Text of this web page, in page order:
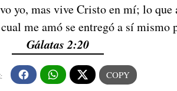
yo, mas vive Cristo en mí; lo
me amó se entregó a sí mismo
Gálatas 2:20